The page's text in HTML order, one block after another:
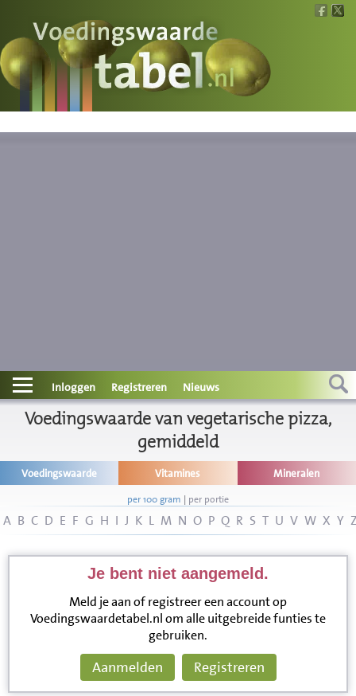
Voedingswaarde
Wat is wat?
Contact
Informatie
Inloggen Registreren Nieuws
Voedingswaarde van vegetarische pizza,
gemiddeld
Voedingswaarde Vitamines Mineralen
per 100 gram | per portie
A B C D E F G H I J K L M N O P Q R S T U V W X Y
Je bent niet aangemeld.
Meld je aan of registreer een account op
Voedingswaardetabel.nl om alle uitgebreide funties te
gebruiken.
Aanmelden Registreren